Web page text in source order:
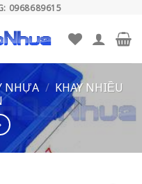
0968689615
NHỰA / KHAY NHIỀU